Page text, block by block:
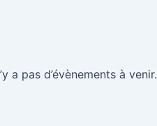
a pas d’évènements à venir.